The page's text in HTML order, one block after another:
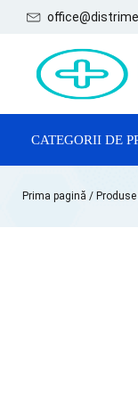
CATEGORII DE
ACE, SERINGI ȘI
CONSUMABILE
Prima pagină / Produse